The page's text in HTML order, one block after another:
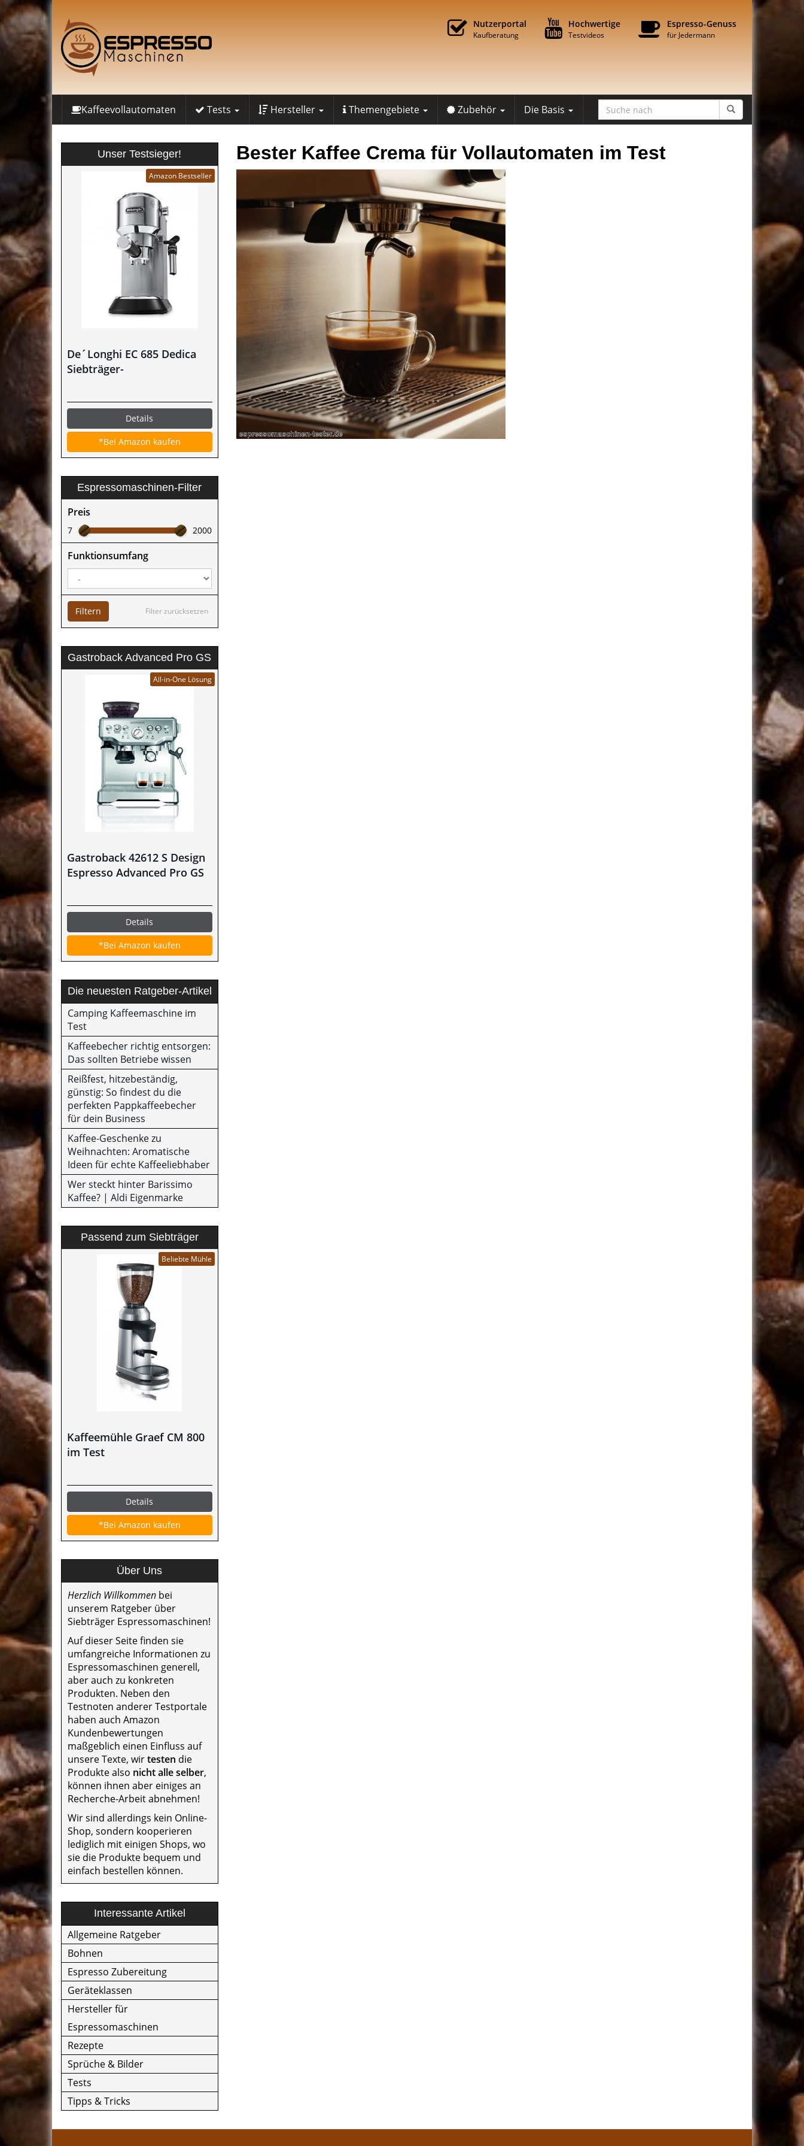
Skip
to
main
content
Nutzerportal
Kaufberatung
Hochwertige
Testvideos
Espresso-Genuss
für Jedermann
Kaffeevollautomaten Tests Hersteller Themengebiete Zubehör Die Basis
Bester Kaffee Crema für Vollautomaten im Test
Unser Testsieger!
Amazon Bestseller
De´Longhi EC 685 Dedica
Siebträger-
Details
*Bei Amazon kaufen
Espressomaschinen-Filter
Preis
7 2000
Funktionsumfang
Filter zurücksetzen
Filtern
Gastroback Advanced Pro GS
All-in-One Lösung
Gastroback 42612 S Design
Espresso Advanced Pro GS
Details
*Bei Amazon kaufen
Die neuesten Ratgeber-Artikel
Camping Kaffeemaschine im
Test
Kaffeebecher richtig entsorgen:
Das sollten Betriebe wissen
Reißfest, hitzebeständig,
günstig: So findest du die
perfekten Pappkaffeebecher
für dein Business
Kaffee-Geschenke zu
Weihnachten: Aromatische
Ideen für echte Kaffeeliebhaber
Wer steckt hinter Barissimo
Kaffee? | Aldi Eigenmarke
Passend zum Siebträger
Beliebte Mühle
Kaffeemühle Graef CM 800
im Test
Details
*Bei Amazon kaufen
Über Uns
Herzlich Willkommen bei
unserem Ratgeber über
Siebträger Espressomaschinen!
Auf dieser Seite finden sie
umfangreiche Informationen zu
Espressomaschinen generell,
aber auch zu konkreten
Produkten. Neben den
Testnoten anderer Testportale
haben auch Amazon
Kundenbewertungen
maßgeblich einen Einfluss auf
unsere Texte, wirtesten die
Produkte also nicht alle selber,
können ihnen aber einiges an
Recherche-Arbeit abnehmen!
Wir sind allerdings kein Online-
Shop, sondern kooperieren
lediglich mit einigen Shops, wo
sie die Produkte bequem und
einfach bestellen können.
Interessante Artikel
Allgemeine Ratgeber
Bohnen
Espresso Zubereitung
Geräteklassen
Hersteller für
Espressomaschinen
Rezepte
Sprüche & Bilder
Tests
Tipps & Tricks